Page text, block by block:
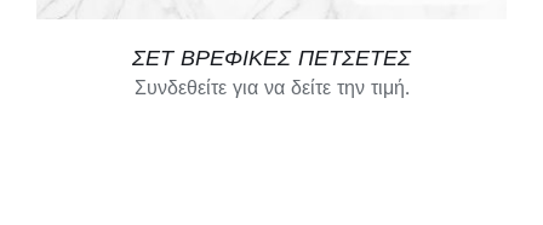
ΣΕΤ ΒΡΕΦΙΚΕΣ ΠΕΤΣΕΤΕΣ
Συνδεθείτε για να δείτε την τιμή.